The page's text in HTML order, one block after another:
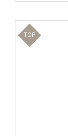
TOP